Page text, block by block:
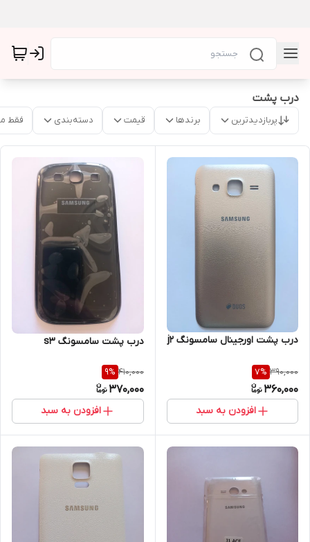
درب پشت
پربازدیدترین برندها قیمت دسته‌بندی فقط
درب پشت اورجینال سامسونگ j2
390,000
7%
360,000
افزودن به سبد
درب پشت سامسونگ s3
410,000
9%
370,000
افزودن به سبد